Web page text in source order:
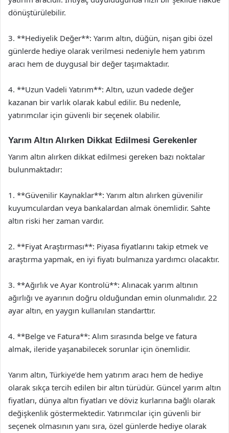
dönüştürülebilir.
3. **Hediyelik Değer**: Yarım altın, düğün, nişan gibi özel
günlerde hediye olarak verilmesi nedeniyle hem yatırım
aracı hem de duygusal bir değer taşımaktadır.
4. **Uzun Vadeli Yatırım**: Altın, uzun vadede değer
kazanan bir varlık olarak kabul edilir. Bu nedenle,
yatırımcılar için güvenli bir seçenek olabilir.
Yarım Altın Alırken Dikkat Edilmesi Gerekenler
Yarım altın alırken dikkat edilmesi gereken bazı noktalar
bulunmaktadır:
1. **Güvenilir Kaynaklar**: Yarım altın alırken güvenilir
kuyumculardan veya bankalardan almak önemlidir. Sahte
altın riski her zaman vardır.
2. **Fiyat Araştırması**: Piyasa fiyatlarını takip etmek ve
araştırma yapmak, en iyi fiyatı bulmanıza yardımcı olacaktır.
3. **Ağırlık ve Ayar Kontrolü**: Alınacak yarım altının
ağırlığı ve ayarının doğru olduğundan emin olunmalıdır. 22
ayar altın, en yaygın kullanılan standarttır.
4. **Belge ve Fatura**: Alım sırasında belge ve fatura
almak, ileride yaşanabilecek sorunlar için önemlidir.
Yarım altın, Türkiye’de hem yatırım aracı hem de hediye
olarak sıkça tercih edilen bir altın türüdür. Güncel yarım altın
fiyatları, dünya altın fiyatları ve döviz kurlarına bağlı olarak
değişkenlik göstermektedir. Yatırımcılar için güvenli bir
seçenek olmasının yanı sıra, özel günlerde hediye olarak